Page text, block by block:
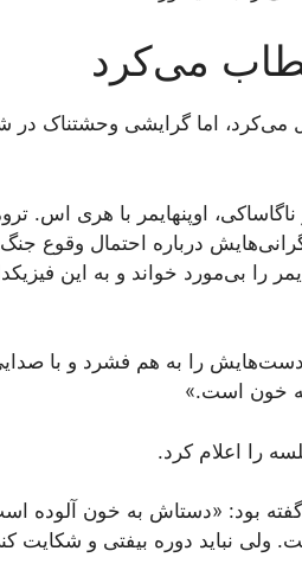
می‌کرد، اما گرایشی وحشتناک در
اوپنهایمر با هری اس.
درباره احتمال وقوع
را بی‌مورد خواند و به این
دست‌هایش را به هم فشرد و با
خون است.»
را اعلام کرد.
بود: «دستاش به خون آلوده
نباید دوره بیفتی و شکایت